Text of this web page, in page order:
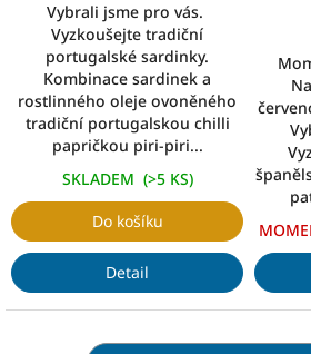
Vybrali jsme pro vás.
Vyzkoušejte tradiční
portugalské sardinky.
Kombinace sardinek a
rostlinného oleje ovoněného
tradiční portugalskou chilli
papričkou piri-piri...
SKLADEM (>5 KS)
Do košíku
Detail